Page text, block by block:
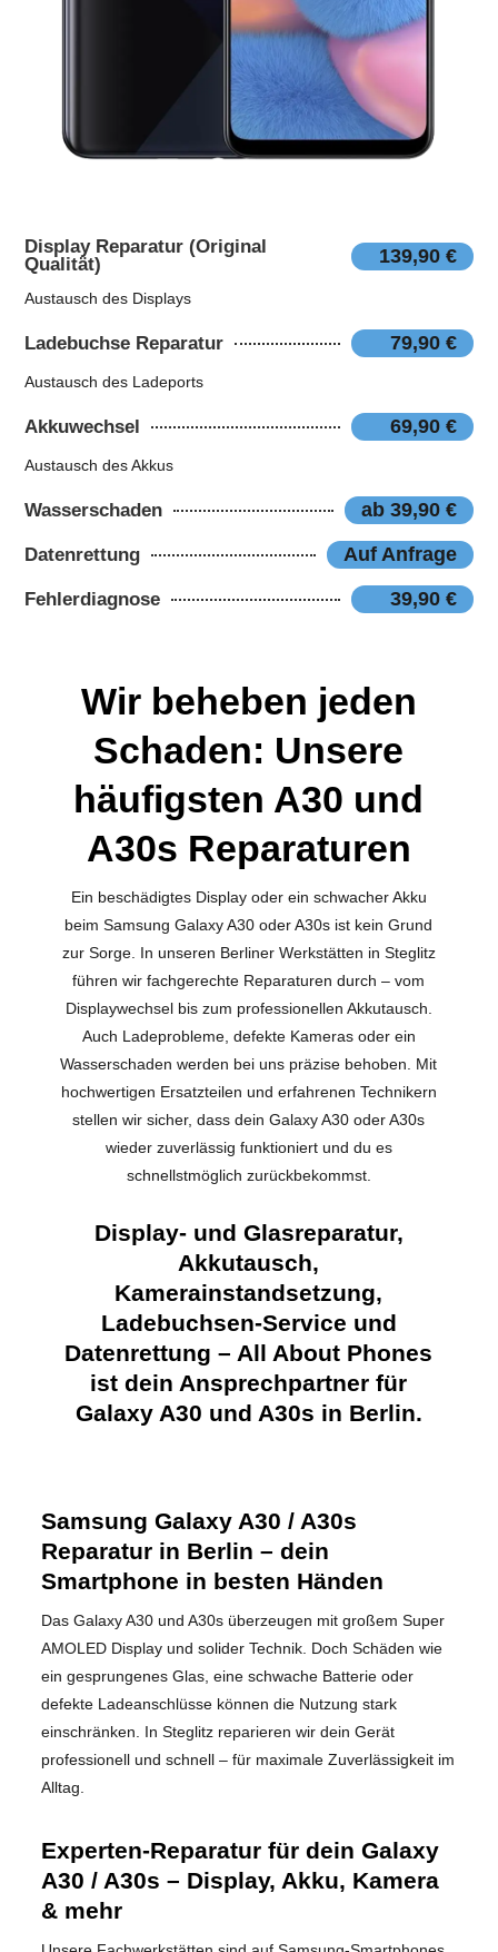
Display Reparatur (Original
Qualität)
139,90 €
Austausch des Displays
Ladebuchse Reparatur 79,90 €
Austausch des Ladeports
Akkuwechsel 69,90 €
Austausch des Akkus
Wasserschaden ab 39,90 €
Datenrettung Auf Anfrage
Fehlerdiagnose 39,90 €
Wir beheben jeden
Schaden: Unsere
häufigsten A30 und
A30s Reparaturen
Ein beschädigtes Display oder ein schwacher Akku
beim Samsung Galaxy A30 oder A30s ist kein Grund
zur Sorge. In unseren Berliner Werkstätten in Steglitz
führen wir fachgerechte Reparaturen durch – vom
Displaywechsel bis zum professionellen Akkutausch.
Auch Ladeprobleme, defekte Kameras oder ein
Wasserschaden werden bei uns präzise behoben. Mit
hochwertigen Ersatzteilen und erfahrenen Technikern
stellen wir sicher, dass dein Galaxy A30 oder A30s
wieder zuverlässig funktioniert und du es
schnellstmöglich zurückbekommst.
Display- und Glasreparatur,
Akkutausch,
Kamerainstandsetzung,
Ladebuchsen-Service und
Datenrettung – All About Phones
ist dein Ansprechpartner für
Galaxy A30 und A30s in Berlin.
Samsung Galaxy A30 / A30s
Reparatur in Berlin – dein
Smartphone in besten Händen
Das Galaxy A30 und A30s überzeugen mit großem Super
AMOLED Display und solider Technik. Doch Schäden wie
ein gesprungenes Glas, eine schwache Batterie oder
defekte Ladeanschlüsse können die Nutzung stark
einschränken. In Steglitz reparieren wir dein Gerät
professionell und schnell – für maximale Zuverlässigkeit im
Alltag.
Experten-Reparatur für dein Galaxy
A30 / A30s – Display, Akku, Kamera
& mehr